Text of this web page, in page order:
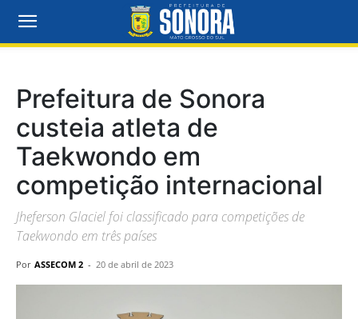
Prefeitura de Sonora
custeia atleta de
Taekwondo em
competição internacional
Jheferson Glaciel foi classificado para competições de
Taekwondo em três países
Por ASSECOM 2 - 20 de abril de 2023